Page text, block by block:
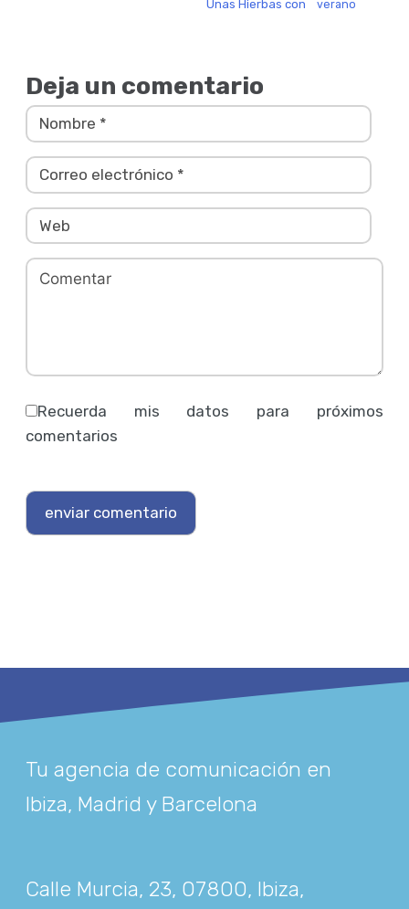
Unas Hierbas con verano
Deja un comentario
Recuerda mis datos para próximos
comentarios
Tu agencia de comunicación en
Ibiza, Madrid y Barcelona
Calle Murcia, 23, 07800, Ibiza,